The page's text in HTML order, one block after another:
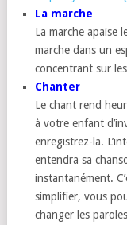
La marche
La marche apaise
marche dans un
concentrant sur
Chanter
Le chant rend
à votre enfant
enregistrez-la.
entendra sa
instantanément.
simplifier, vous
changer les